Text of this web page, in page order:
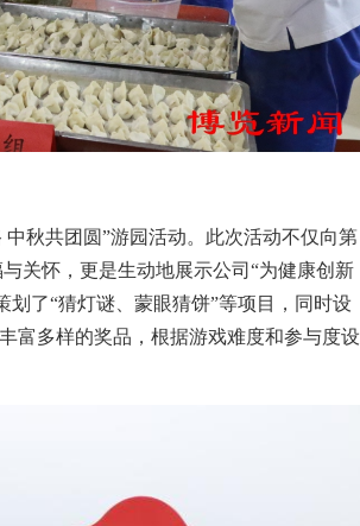
秋共团圆”游园活动。此次活动不仅向第
关怀，更是生动地展示公司“为健康创新
了“猜灯谜、蒙眼猜饼”等项目，同时设
富多样的奖品，根据游戏难度和参与度设